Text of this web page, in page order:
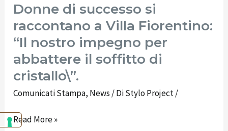
Donne di successo si
raccontano a Villa Fiorentino:
“Il nostro impegno per
abbattere il soffitto di
cristallo\”.
Comunicati Stampa, News / DiStylo Project/
Read More »